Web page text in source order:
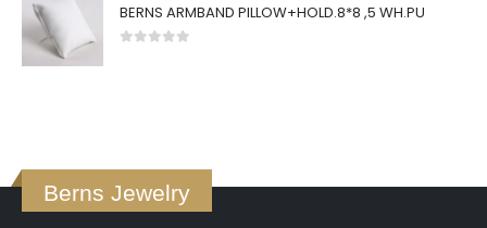
BERNS ARMBAND PILLOW+HOLD.8*8 ,5 WH.PU
Berns Jewelry